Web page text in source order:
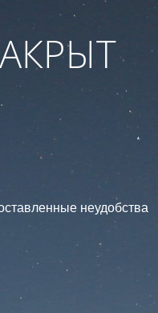
неудобства